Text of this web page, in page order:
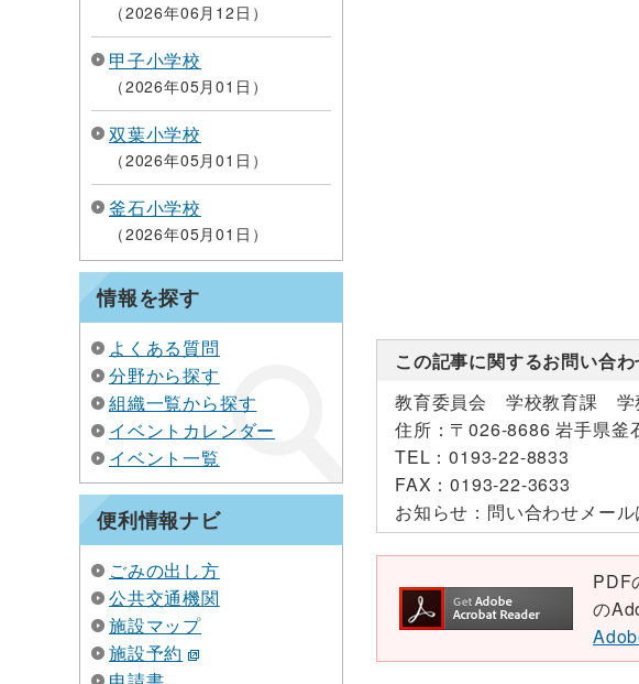
2026年06月12日
甲子小学校
2026年05月01日
双葉小学校
2026年05月01日
釜石小学校
2026年05月01日
情報を探す
よくある質問
分野から探す
組織一覧から探す
イベントカレンダー
イベント一覧
便利情報ナビ
ごみの出し方
公共交通機関
施設マップ
施設予約
この記事に関するお問い合わ
教育委員会 学校教育課 学
住所： 〒026-8686 岩手県釜
TEL：0193-22-8833
FAX：0193-22-3633
お知らせ： 問い合わせメール
PDF
の